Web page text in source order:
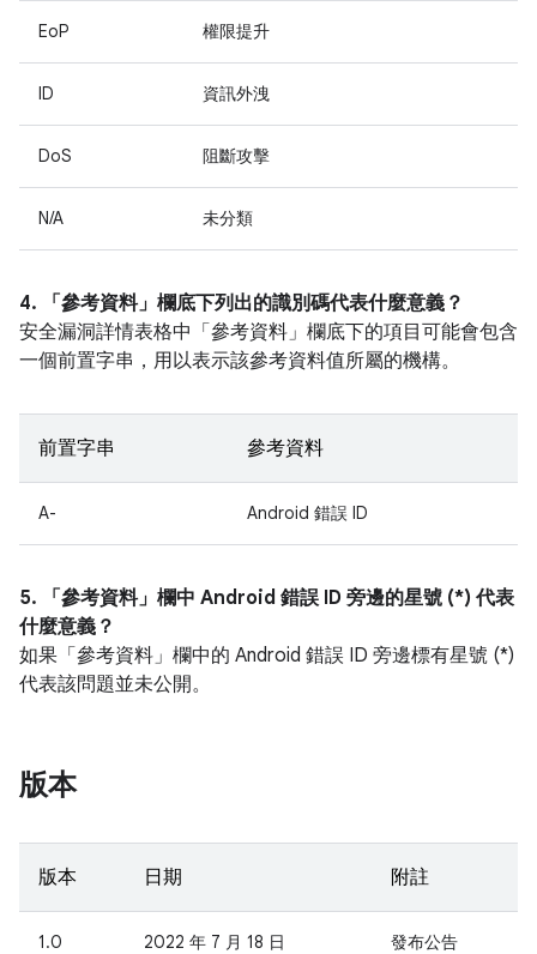
EoP 權限提升
ID 資訊外洩
DoS 阻斷攻擊
N/A 未分類
4. 「參考資料」 欄底下列出的識別碼代表什麼意義？
安全漏洞詳情表格中「參考資料」 欄底下的項目可能會包含
一個前置字串，用以表示該參考資料值所屬的機構。
前置字串 參考資料
A- Android 錯誤 ID
5. 「參考資料」 欄中 Android 錯誤 ID 旁邊的星號 (*) 代表
什麼意義？
如果「參考資料」 欄中的 Android 錯誤 ID 旁邊標有星號 (*)
代表該問題並未公開。
版本
版本 日期 附註
1.0 2022 年 7 月 18 日 發布公告